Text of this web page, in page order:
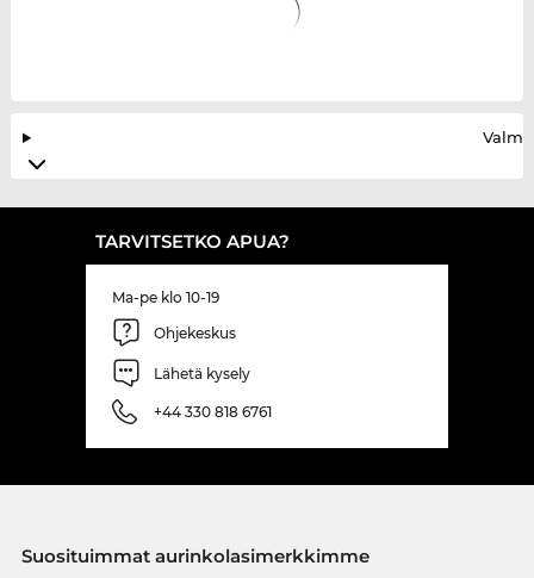
TARVITSETKO APUA?
Ma-pe klo 10-19
Ohjekeskus
Lähetä kysely
+44 330 818 6761
Suosituimmat aurinkolasimerkkimme